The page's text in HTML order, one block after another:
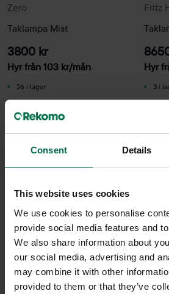
Consent Details
This website uses cookies
We use cookies to personalise
provide social media features and
We also share information about
our social media, advertising and
may combine it with other
provided to them or that they’ve
Zero
Taklampa Mist
3800 kr
Hyr från 103 kr/mån
26 i lager
Sparar miljön ca 16 kg
C02
Fritz
Hyr
3 i
Begagnad